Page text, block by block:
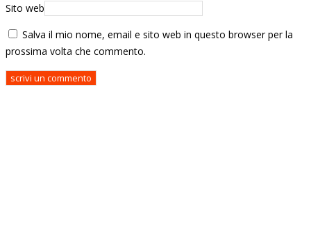
Sito web
Salva il mio nome, email e sito web in questo browser per la
prossima volta che commento.